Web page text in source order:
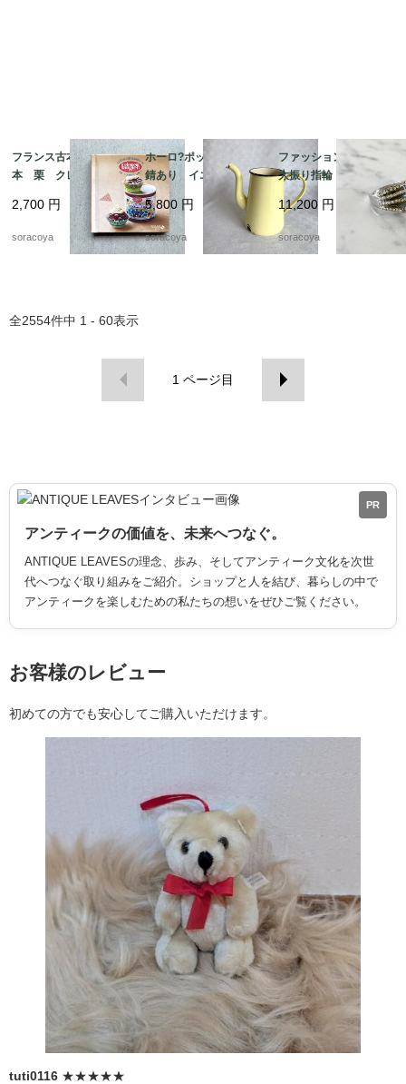
フランス古本 レシピ
本 栗 クレマン・フ
ォジェ マロンクリー
ム 12pseg20-2
2,700 円
soracoya
ホーロ?ポット 蓋なし
錆あり イエロー ア
ウトドア 水差し 花
瓶 ガーデニング 12
kwdy4
5,800 円
soracoya
ファッションリング
大振り指輪 メタル
キラキラ モスグリー
ンエナメル 12acek1
4
11,200 円
soracoya
全2554件中 1 - 60表示
1 ページ目
PR
アンティークの価値を、未来へつなぐ。
ANTIQUE LEAVESの理念、歩み、そしてアンティーク文化を次世
代へつなぐ取り組みをご紹介。ショップと人を結び、暮らしの中で
アンティークを楽しむための私たちの想いをぜひご覧ください。
お客様のレビュー
初めての方でも安心してご購入いただけます。
tuti0116 ★★★★★